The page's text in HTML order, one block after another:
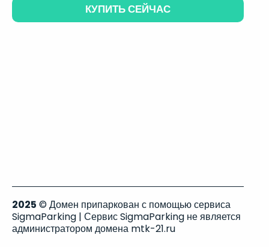
КУПИТЬ СЕЙЧАС
2025 © Домен припаркован с помощью сервиса
SigmaParking | Сервис SigmaParking не является
администратором домена mtk-21.ru